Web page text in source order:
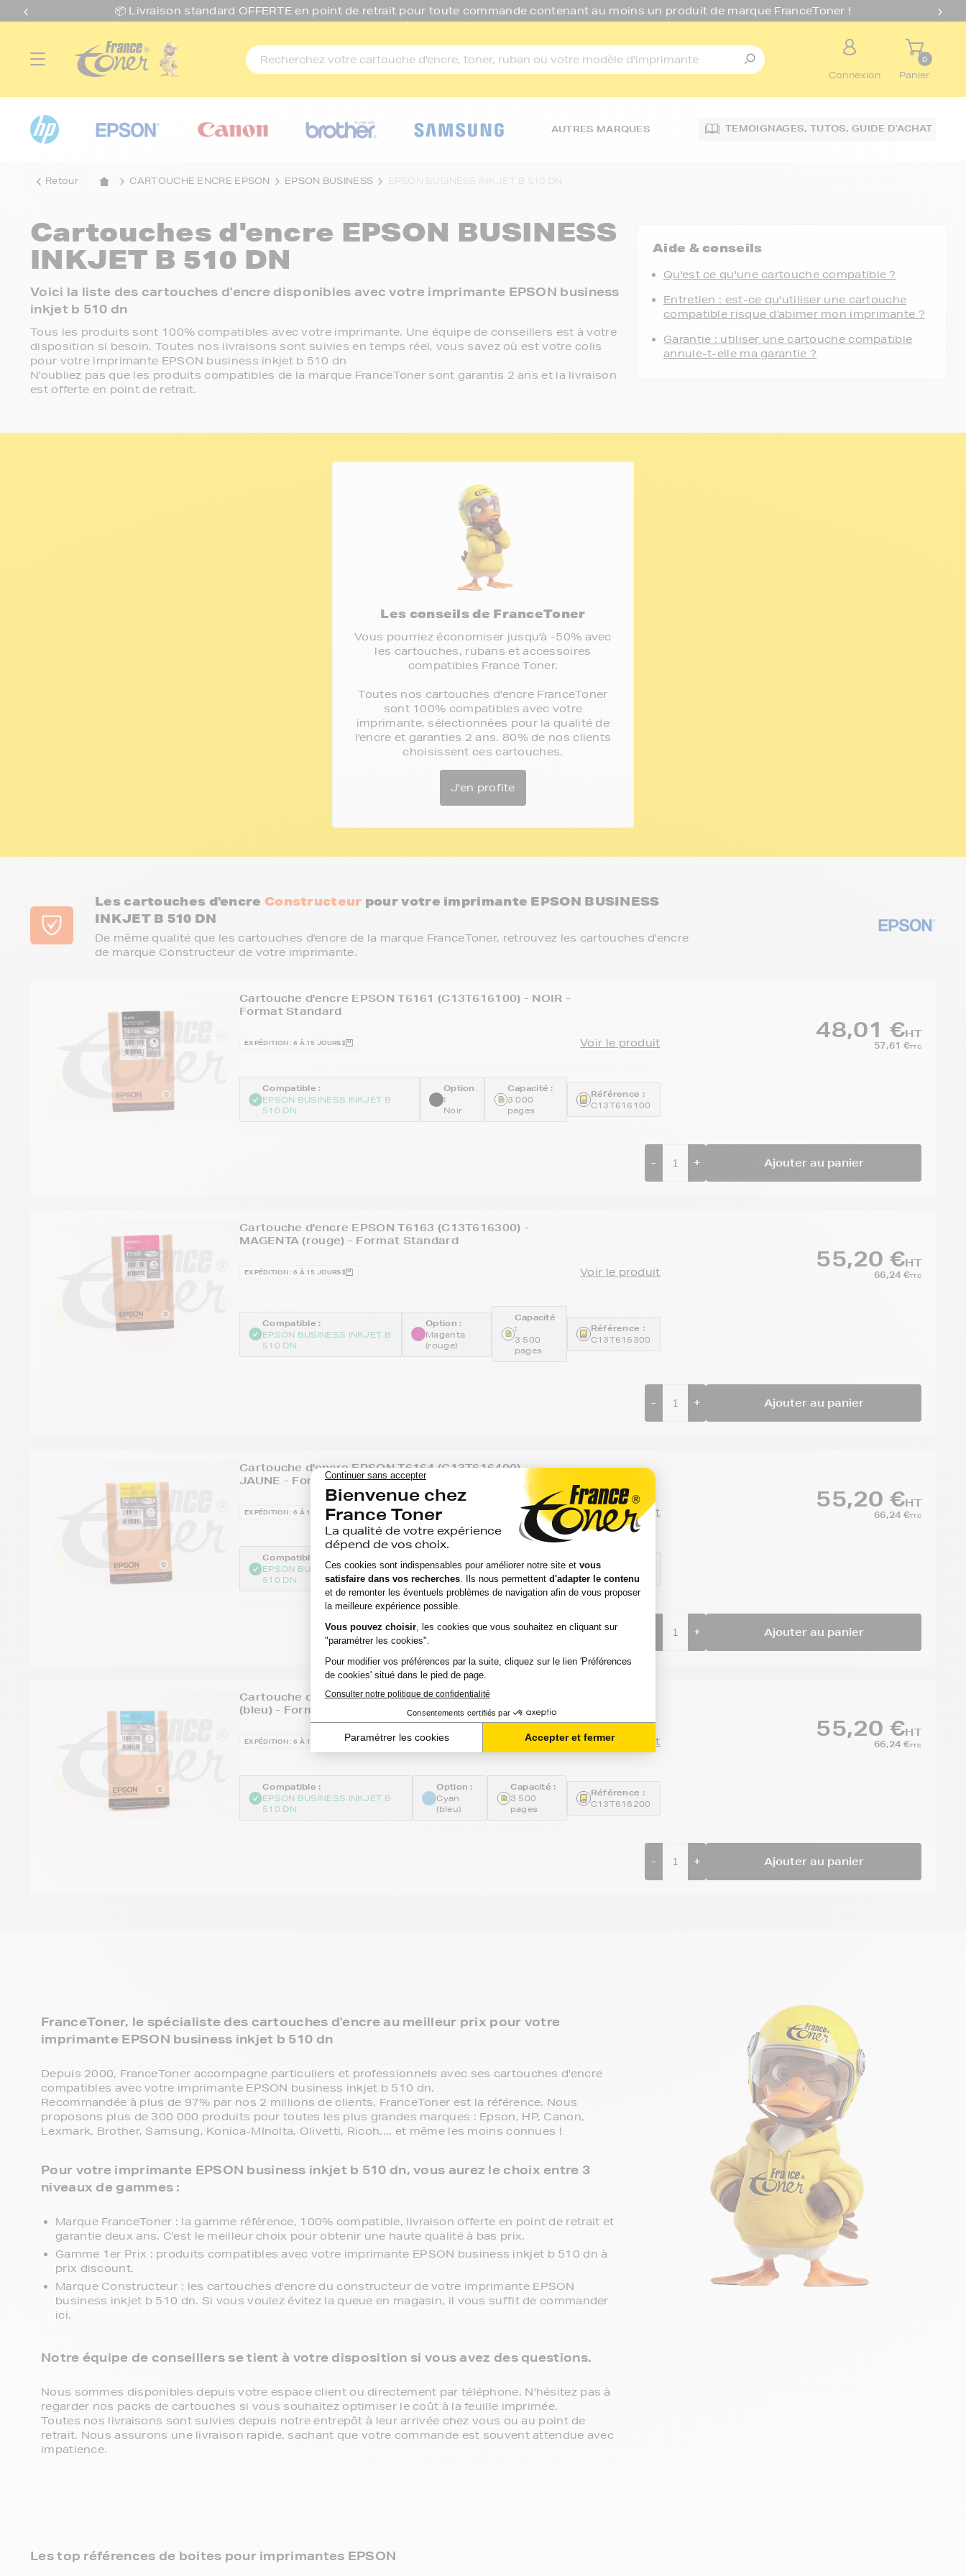
📦 Livraison standard OFFERTE en point de retrait pour toute commande contenant au moins un produit de marque FranceToner !
Connexion
0
Panier
AUTRES MARQUES TEMOIGNAGES, TUTOS,GUIDE D'ACHAT
Retour CARTOUCHE ENCRE EPSON EPSON BUSINESS EPSON BUSINESS INKJET B 510 DN
Cartouches d'encre EPSON BUSINESS
INKJET B 510 DN
Voici la liste des cartouches d'encre disponibles avec votre imprimante EPSON business
inkjet b 510 dn
Tous les produits sont 100% compatibles avec votre imprimante. Une équipe de conseillers est à votre
disposition si besoin. Toutes nos livraisons sont suivies en temps réel, vous savez où est votre colis
pour votre imprimante EPSON business inkjet b 510 dn
N'oubliez pas que les produits compatibles de la marque FranceToner sont garantis 2 ans et la livraison
est offerte en point de retrait.
Aide & conseils
Qu'est ce qu'une cartouche compatible ?
Entretien : est-ce qu'utiliser une cartouche
compatible risque d'abimer mon imprimante ?
Garantie : utiliser une cartouche compatible
annule-t-elle ma garantie ?
Les conseils de FranceToner
Vous pourriez économiser jusqu'à -50% avec
les cartouches, rubans et accessoires
compatibles France Toner.
Toutes nos cartouches d'encre FranceToner
sont 100% compatibles avec votre
imprimante, sélectionnées pour la qualité de
l'encre et garanties 2 ans. 80% de nos clients
choisissent ces cartouches.
J'en profite
Les cartouches d'encre Constructeur pour votre imprimante EPSON BUSINESS
INKJET B 510 DN
De même qualité que les cartouches d'encre de la marque FranceToner, retrouvez les cartouches d'encre
de marque Constructeur de votre imprimante.
Cartouche d'encre EPSON T6161 (C13T616100) - NOIR -
Format Standard
EXPÉDITION : 6 À 15 JOURS Voir le produit
Compatible :
EPSON BUSINESS INKJET B
510 DN
Option
:
Noir
Capacité :
3 000
pages
Référence :
C13T616100
48,01 €HT
57,61 €TTC
- + Ajouter au panier
Cartouche d'encre EPSON T6163 (C13T616300) -
MAGENTA (rouge) - Format Standard
EXPÉDITION : 6 À 15 JOURS Voir le produit
Compatible :
EPSON BUSINESS INKJET B
510 DN
Option :
Magenta
(rouge)
Capacité
:
3 500
pages
Référence :
C13T616300
55,20 €HT
66,24 €TTC
- + Ajouter au panier
Cartouche d'encre EPSON T6164 (C13T616400) -
JAUNE - Format Standard
EXPÉDITION : 6 À 15 JOURS Voir le produit
Compatible :
EPSON BUSINESS INKJET B
510 DN
:
Jaune
3 500
pages
Référence :
C13T616400
55,20 €HT
66,24 €TTC
+ Ajouter au panier
Cartouche d'encre EPSON T6162 (C13T616200) - CYAN
(bleu) - Format Standard
EXPÉDITION : 6 À 15 JOURS Voir le produit
Compatible :
EPSON BUSINESS INKJET B
510 DN
Option :
Cyan
(bleu)
Capacité :
3 500
pages
Référence :
C13T616200
55,20 €HT
66,24 €TTC
- + Ajouter au panier
FranceToner, le spécialiste des cartouches d'encre au meilleur prix pour votre
imprimante EPSON business inkjet b 510 dn
Depuis 2000, FranceToner accompagne particuliers et professionnels avec ses cartouches d'encre
compatibles avec votre imprimante EPSON business inkjet b 510 dn.
Recommandée à plus de 97% par nos 2 millions de clients, FranceToner est la référence. Nous
proposons plus de 300 000 produits pour toutes les plus grandes marques : Epson, HP, Canon,
Lexmark, Brother, Samsung, Konica-MInolta, Olivetti, Ricoh.... et même les moins connues !
Pour votre imprimante EPSON business inkjet b 510 dn, vous aurez le choix entre 3
niveaux de gammes :
Marque FranceToner : la gamme référence, 100% compatible, livraison offerte en point de retrait et
garantie deux ans. C'est le meilleur choix pour obtenir une haute qualité à bas prix.
Gamme 1er Prix : produits compatibles avec votre imprimante EPSON business inkjet b 510 dn à
prix discount.
Marque Constructeur : les cartouches d'encre du constructeur de votre imprimante EPSON
business inkjet b 510 dn. Si vous voulez évitez la queue en magasin, il vous suffit de commander
ici.
Notre équipe de conseillers se tient à votre disposition si vous avez des questions.
Nous sommes disponibles depuis votre espace client ou directement par téléphone. N'hésitez pas à
regarder nos packs de cartouches si vous souhaitez optimiser le coût à la feuille imprimée.
Toutes nos livraisons sont suivies depuis notre entrepôt à leur arrivée chez vous ou au point de
retrait. Nous assurons une livraison rapide, sachant que votre commande est souvent attendue avec
impatience.
Les top références de boites pour imprimantes EPSON